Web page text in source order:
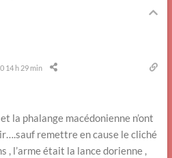
14 h 29 min
la phalange macédonienne n’ont
remettre en cause le cliché
, l’arme était la lance dorienne ,